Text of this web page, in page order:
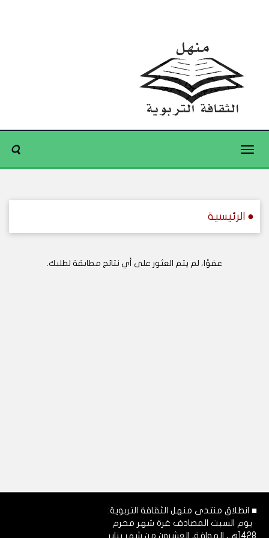
Toggle
● الرئيسية
عفوًا، لم يتم العثور على أي نتائج مطابقة لطلبك.
■ انطلاق منتدى منهل الثقافة التربوية:
يوم السبت المصادف غرة شهر محرم
1428هـ، الموافق العشرون من شهر يناير